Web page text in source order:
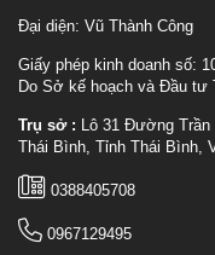
Đại diện: Vũ Thành Công
Giấy phép kinh doanh số:
Do Sở kế hoạch và Đầu tư
Trụ sở : Lô 31 Đường
Thái Bình, Tỉnh Thái Bình,
0388405708
0967129495